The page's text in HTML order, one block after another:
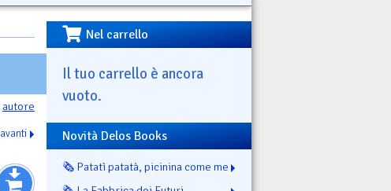
autore
avanti
Nel carrello
Il tuo carrello è ancora
vuoto.
Novità Delos Books
🗞️ Patatì patatà, picinina come me